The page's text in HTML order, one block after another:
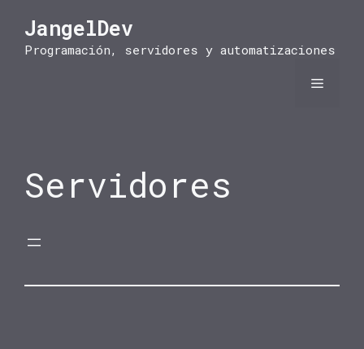
contenido
JangelDev
Programación, servidores y automatizaciones
Menú
Servidores